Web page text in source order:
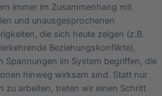
immer im Zusammenhang mit
und unausgesprochenen
die sich heute zeigen (z.B.
Beziehungskonflikte),
Spannungen im System begriffen, die
hinweg wirksam sind. Statt nur
zu arbeiten, treten wir einen Schritt